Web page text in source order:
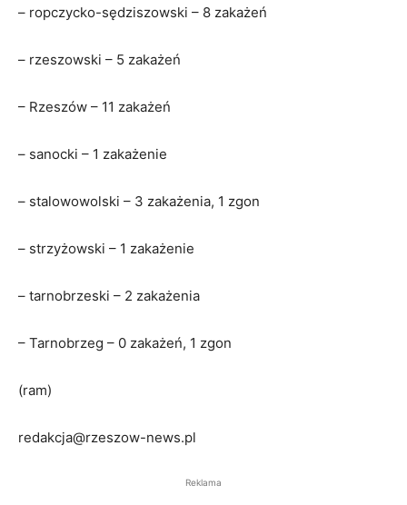
– ropczycko-sędziszowski – 8 zakażeń
– rzeszowski – 5 zakażeń
– Rzeszów – 11 zakażeń
– sanocki – 1 zakażenie
– stalowowolski – 3 zakażenia, 1 zgon
– strzyżowski – 1 zakażenie
– tarnobrzeski – 2 zakażenia
– Tarnobrzeg – 0 zakażeń, 1 zgon
(ram)
redakcja@rzeszow-news.pl
Reklama